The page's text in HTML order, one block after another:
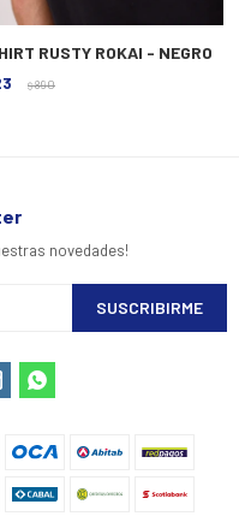
RUSTY ROKAI - NEGRO
$ 890
novedades!
SUSCRIBIRME
